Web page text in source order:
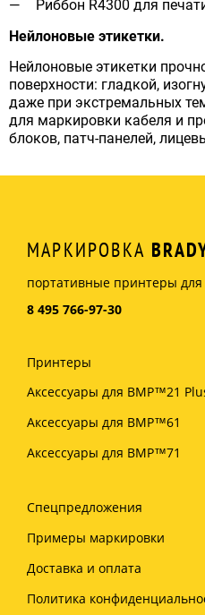
Риббон R4300 для
Нейлоновые этикетки.
Нейлоновые этикетки
поверхности: гладкой,
даже при экстремальных
для маркировки кабеля и
блоков, патч-панелей,
МАРКИРОВКА
портативные принтеры
8 495 766-97-30
Принтеры
Аксессуары для BMP™21
Аксессуары для BMP™61
Аксессуары для BMP™71
Спецпредложения
Примеры маркировки
Доставка и оплата
Политика